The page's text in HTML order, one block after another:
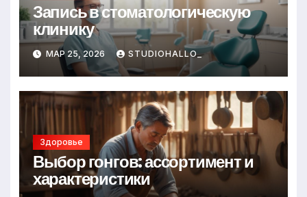
Запись в стоматологическую
клинику
МАР 25, 2026 STUDIOHALLO_
Здоровье
Выбор гонгов: ассортимент и
характеристики